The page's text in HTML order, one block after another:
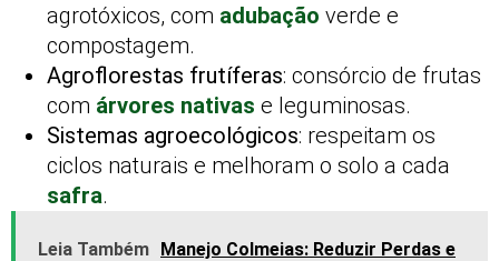
agrotóxicos, com adubação verde e
compostagem.
Agroflorestas frutíferas: consórcio de frutas
com árvores nativas e leguminosas.
Sistemas agroecológicos: respeitam os
ciclos naturais e melhoram o solo a cada
safra.
Leia Também Manejo Colmeias: Reduzir Perdas e